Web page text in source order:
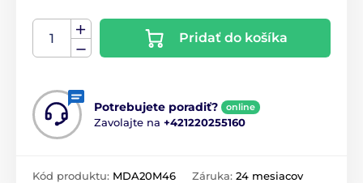
Pridať do košíka
Potrebujete poradiť? online
Zavolajte na +421220255160
Kód produktu: MDA20M46 Záruka: 24 mesiacov